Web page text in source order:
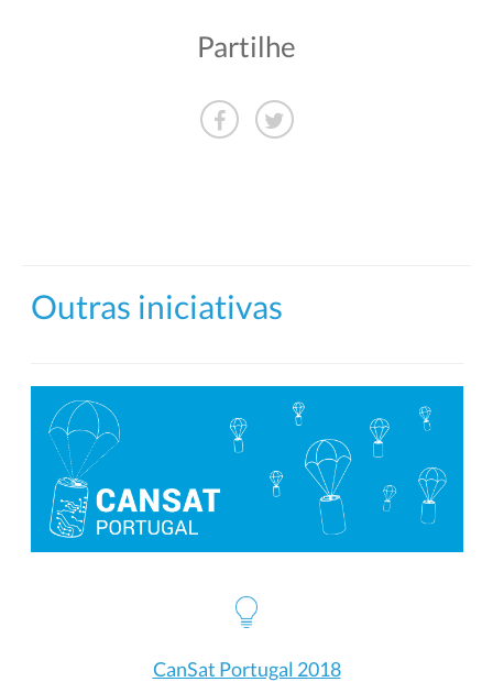
Partilhe
Outras iniciativas
CanSat Portugal 2018